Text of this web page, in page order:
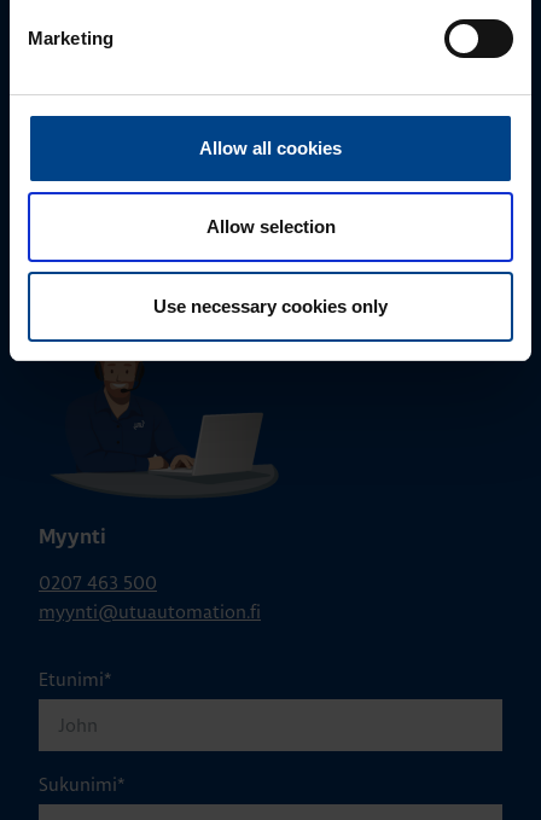
Marketing
Allow all cookies
Allow selection
Use necessary cookies only
0207 463 515
tuki@utuautomation.fi
Myynti
0207 463 500
myynti@utuautomation.fi
Etunimi*
Sukunimi*